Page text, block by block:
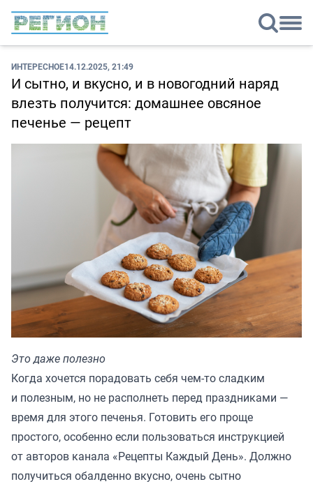
ИНТЕРЕСНОЕ14.12.2025, 21:49
И сытно, и вкусно, и в новогодний наряд
влезть получится: домашнее овсяное
печенье — рецепт
Это даже полезно
Когда хочется порадовать себя чем-то сладким
и полезным, но не располнеть перед праздниками —
время для этого печенья. Готовить его проще
простого, особенно если пользоваться инструкцией
от авторов канала «Рецепты Каждый День». Должно
получиться обалденно вкусно, очень сытно